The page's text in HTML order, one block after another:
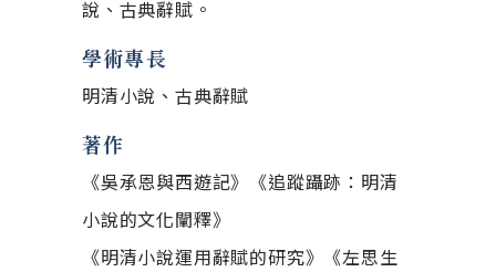
說、古典辭賦。
學術專長
明清小說、古典辭賦
著作
《吳承恩與西遊記》《追蹤躡跡：明清
小說的文化闡釋》
《明清小說運用辭賦的研究》《左思生